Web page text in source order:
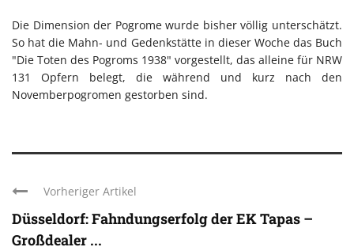
Die Dimension der Pogrome wurde bisher völlig unterschätzt.
So hat die Mahn- und Gedenkstätte in dieser Woche das Buch
"Die Toten des Pogroms 1938" vorgestellt, das alleine für NRW
131 Opfern belegt, die während und kurz nach den
Novemberpogromen gestorben sind.
Vorheriger Artikel
Düsseldorf: Fahndungserfolg der EK Tapas –
Großdealer ...